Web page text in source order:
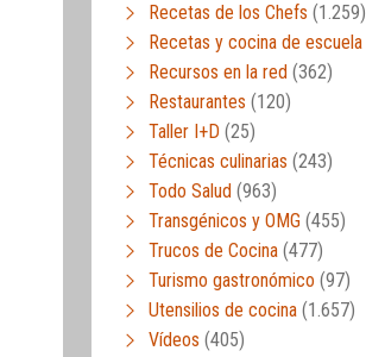
Recetas de los Chefs (1.259)
Recetas y cocina de escuela
Recursos en la red (362)
Restaurantes (120)
Taller I+D (25)
Técnicas culinarias (243)
Todo Salud (963)
Transgénicos y OMG (455)
Trucos de Cocina (477)
Turismo gastronómico (97)
Utensilios de cocina (1.657)
Vídeos (405)